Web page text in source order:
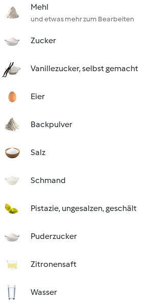
Mehl
und etwas mehr zum Bearbeiten
Zucker
Vanillezucker, selbst gemacht
Eier
Backpulver
Salz
Schmand
Pistazie, ungesalzen, geschält
Puderzucker
Zitronensaft
Wasser